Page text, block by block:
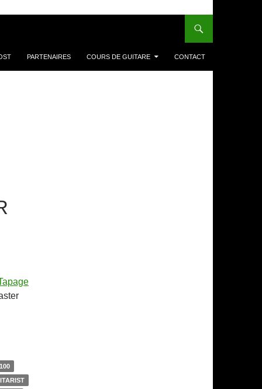
PARTENAIRES COURS DE GUITARE CONTACT